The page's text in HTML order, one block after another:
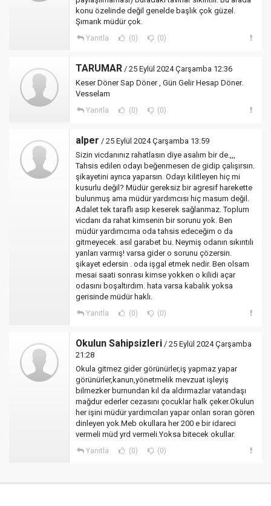
konu özelinde değil genelde başlık çok güzel.
Şımarık müdür çok.
Yanıtla (0) (0)
TARUMAR / 25 Eylül 2024 Çarşamba 12:36
Keser Döner Sap Döner , Gün Gelir Hesap Döner.
Vesselam
Yanıtla (0) (0)
alper / 25 Eylül 2024 Çarşamba 13:59
Sizin vicdanınız rahatlasın diye asalım bir de.,,,
Tahsis edilen odayı beğenmesen de gidip çalışırsın.
şikayetini ayrıca yaparsın. Odayı kilitleyen hiç mi
kusurlu değil? Müdür gereksiz bir agresif harekette
bulunmuş ama müdür yardımcısı hiç masum değil.
Adalet tek taraflı asıp keserek sağlanmaz. Toplum
vicdanı da rahat kimsenin bir sorunu yok. Ben
müdür yardımcıma oda tahsis edeceğim o da
gitmeyecek. asıl garabet bu. Neymiş odanın sıkıntılı
yanları varmış! varsa gider o sorunu çözersin.
şikayet edersin . oda işgal etmek nedir. Ben olsam
mesai saati sonrası kimse yokken o kilidi açar
odasını boşaltırdım. hata varsa kabalık yoksa
gerisinde müdür haklı.
Yanıtla (0) (0)
Okulun Sahipsizleri / 25 Eylül 2024 Çarşamba
21:28
Okula gitmez gider görünürler,iş yapmaz yapar
görünürler,kanun,yönetmelik mevzuat işleyiş
bilmezker burnundan kıl da aldırmazlar vatandaşı
mağdur ederler cezasını çocuklar halk çeker.Okulun
her işini müdür yardımcıları yapar onları soran gören
dinleyen yok.Meb okullara her 200 e bir idareci
vermeli müd yrd vermeli.Yoksa bitecek okullar.
Yanıtla (0) (0)